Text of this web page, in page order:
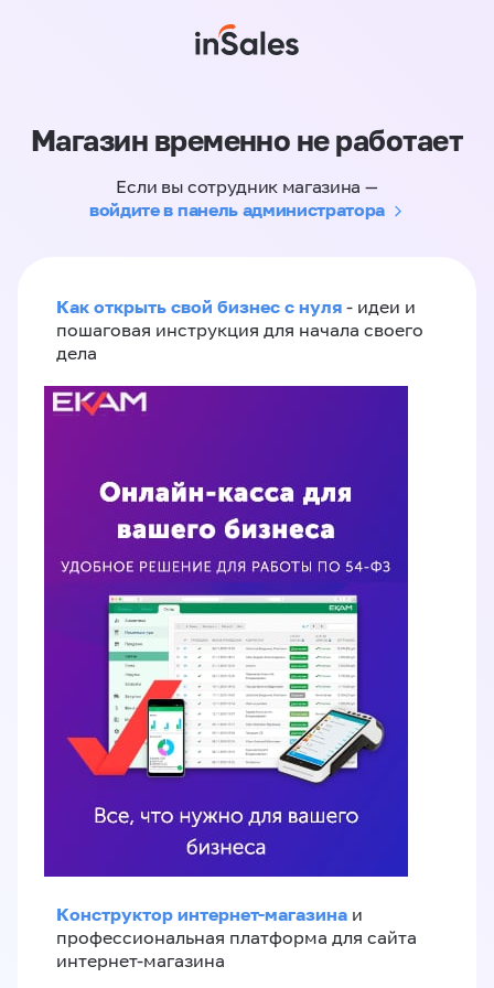
Магазин временно не работает
Если вы сотрудник магазина —
войдите в панель администратора
Как открыть свой бизнес с нуля - идеи и
пошаговая инструкция для начала своего
дела
Конструктор интернет-магазина и
профессиональная платформа для сайта
интернет-магазина